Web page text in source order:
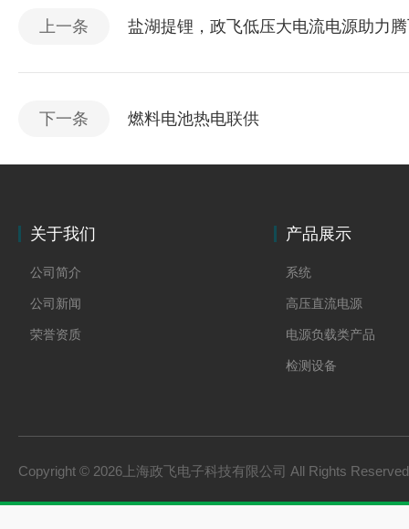
上一条 盐湖提锂，政飞低压大电流电源助力
下一条 燃料电池热电联供
关于我们
公司简介
公司新闻
荣誉资质
产品展示
系统
高压直流电源
电源负载类产品
检测设备
Copyright © 2026上海政飞电子科技有限公司 All Rights